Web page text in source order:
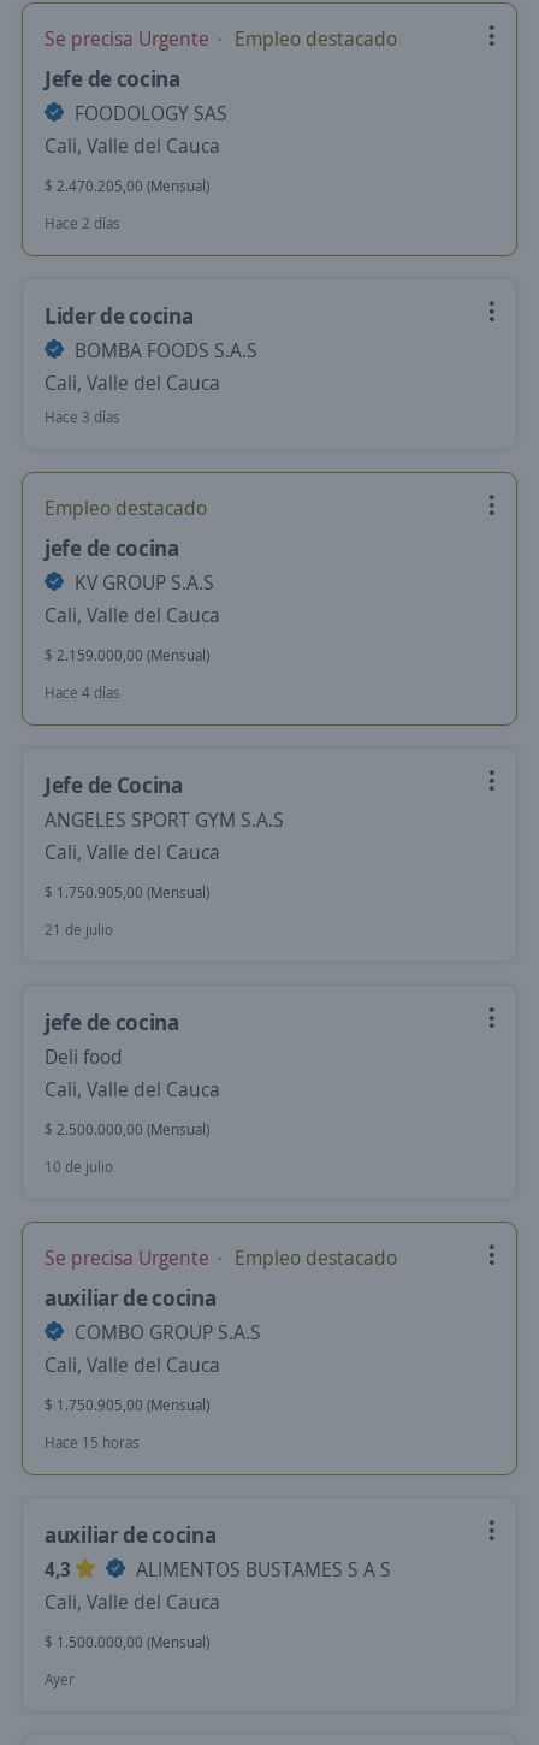
Se precisa Urgente Empleo destacado
Jefe de cocina
FOODOLOGY SAS
Cali, Valle del Cauca
$ 2.470.205,00 (Mensual)
Hace 2 días
Lider de cocina
BOMBA FOODS S.A.S
Cali, Valle del Cauca
Hace 3 días
Empleo destacado
jefe de cocina
KV GROUP S.A.S
Cali, Valle del Cauca
$ 2.159.000,00 (Mensual)
Hace 4 días
Jefe de Cocina
ANGELES SPORT GYM S.A.S
Cali, Valle del Cauca
$ 1.750.905,00 (Mensual)
21 de julio
jefe de cocina
Deli food
Cali, Valle del Cauca
$ 2.500.000,00 (Mensual)
10 de julio
Se precisa Urgente Empleo destacado
auxiliar de cocina
COMBO GROUP S.A.S
Cali, Valle del Cauca
$ 1.750.905,00 (Mensual)
Hace 15 horas
auxiliar de cocina
4,3
ALIMENTOS BUSTAMES S A S
Cali, Valle del Cauca
$ 1.500.000,00 (Mensual)
Ayer